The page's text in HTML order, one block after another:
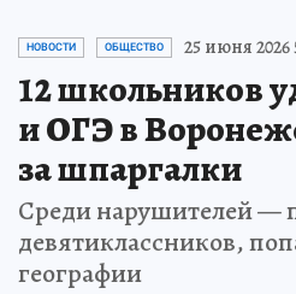
НОВОСТИ ОБЩЕСТВО 25 июня 2026
12 школьников
и ОГЭ в
за шпаргалки
Среди нарушителей —
девятиклассников,
географии